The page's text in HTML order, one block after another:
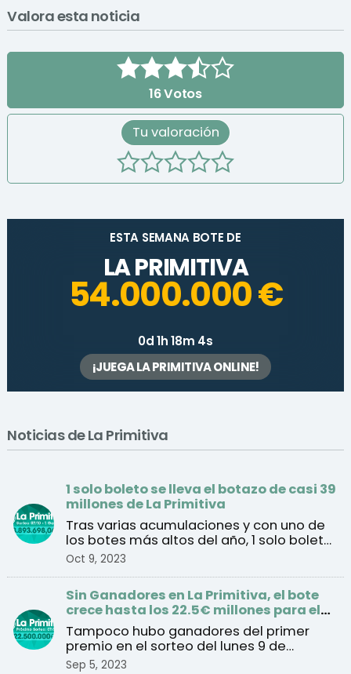
Valora esta noticia
16Votos
Tu valoración
ESTA SEMANA BOTE DE
LA PRIMITIVA
54.000.000 €
0d 1h 18m 4s
¡JUEGA LA PRIMITIVA ONLINE!
Noticias de La Primitiva
1 solo boleto se lleva el botazo de casi 39
millones de La Primitiva
Tras varias acumulaciones y con uno de
los botes más altos del año, 1 solo boleto
se lleva final ...
Oct 9, 2023
Sin Ganadores en La Primitiva, el bote
crece hasta los 22.5€ millones para el
sorteo del jueves
Tampoco hubo ganadores del primer
premio en el sorteo del lunes 9 de
septiembre
Sep 5, 2023